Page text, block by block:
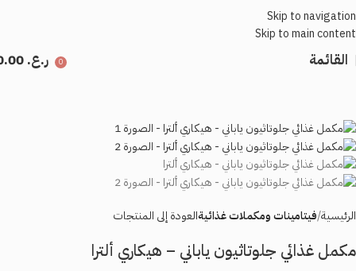
Skip to navigation
Skip to main content
القائمة 0 ر.ع.
الرئيسية فيتامينات ومكملات غذائيةالعودة إلى المنتجات
مكمل غذائي جلوتاثيون ياباني – هيكاري ألترا